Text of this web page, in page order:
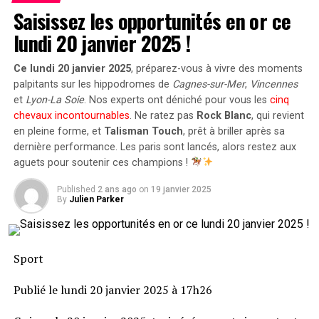
Dans un monde idéal, nous vous conseillerions d’opter
pour une 944, mais les prix ont explosé. Cela signifie que
les 924 ne sont pas aussi abordables qu’auparavant,
mais il est encore possible d’en trouver un avec le
moteur quatre cylindres de 125 ch, pour environ 5 500
euros. Pour le modèle S, avec son moteur Porsche de
163 ch, préparez-vous à débourser environ 10 000
euros, selon l’état. Les modèles à faible kilométrage
peuvent voir leur prix doubler.
Toyota MR2 (SW20)
Concernant les MR2 plus anciennes avec phares
escamotables, nous préférons la première génération,
mais il est difficile d’en trouver une à un prix abordable
SW20 de deuxième génération restent raisonnables,
Saisissez les opportunités en or ce
lundi 20 janvier 2025 !
Ce lundi 20 janvier 2025, préparez-vous à vivre des moments
palpitants sur les hippodromes de Cagnes-sur-Mer, Vincennes
et Lyon-La Soie. Nos experts ont déniché pour vous les cinq
chevaux incontournables. Ne ratez pas Rock Blanc, qui revient
en pleine forme, et Talisman Touch, prêt à briller après sa
dernière performance. Les paris sont lancés, alors restez aux
aguets pour soutenir ces champions !
Published 2 ans ago on 19 janvier 2025
By Julien Parker
Sport
Publié le lundi 20 janvier 2025 à 17h26